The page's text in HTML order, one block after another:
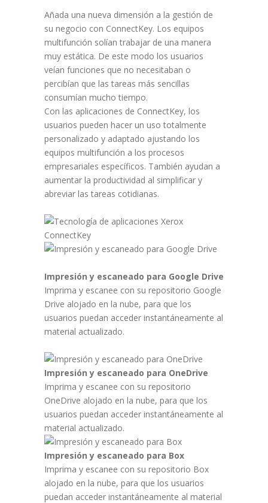
Añada una nueva dimensión a la gestión de
su negocio con ConnectKey. Los equipos
multifunción solían trabajar de una manera
muy estática. De este modo los usuarios
veían funciones que no necesitaban o
percibían que las tareas más sencillas
consumían mucho tiempo.
Con las aplicaciones de ConnectKey, los
usuarios pueden hacer un uso totalmente
personalizado y adaptado ajustando los
equipos multifunción a los procesos
empresariales específicos. También ayudan a
aumentar la productividad al simplificar y
abreviar las tareas cotidianas.
Impresión y escaneado para Google Drive
Imprima y escanee con su repositorio Google
Drive alojado en la nube, para que los
usuarios puedan acceder instantáneamente al
material actualizado.
Impresión y escaneado para OneDrive
Imprima y escanee con su repositorio
OneDrive alojado en la nube, para que los
usuarios puedan acceder instantáneamente al
material actualizado.
Impresión y escaneado para Box
Imprima y escanee con su repositorio Box
alojado en la nube, para que los usuarios
puedan acceder instantáneamente al material